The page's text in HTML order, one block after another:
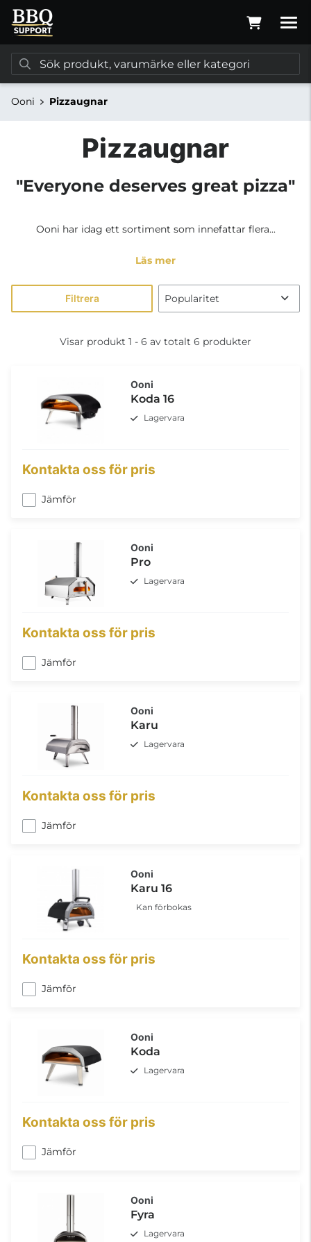
Ooni Pizzaugnar
Pizzaugnar
"Everyone deserves great pizza"
Ooni har idag ett sortiment som innefattar flera...
Läs mer
Filtrera
Visar produkt 1 - 6 av totalt 6 produkter
Ooni
Koda 16
Lagervara
Kontakta oss för pris
Jämför
Ooni
Pro
Lagervara
Kontakta oss för pris
Jämför
Ooni
Karu
Lagervara
Kontakta oss för pris
Jämför
Ooni
Karu 16
Kan förbokas
Kontakta oss för pris
Jämför
Ooni
Koda
Lagervara
Kontakta oss för pris
Jämför
Ooni
Fyra
Lagervara